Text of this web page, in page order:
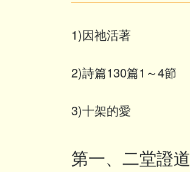
1)因祂活著
2)詩篇130篇1～4節
3)十架的愛
第一、二堂證道